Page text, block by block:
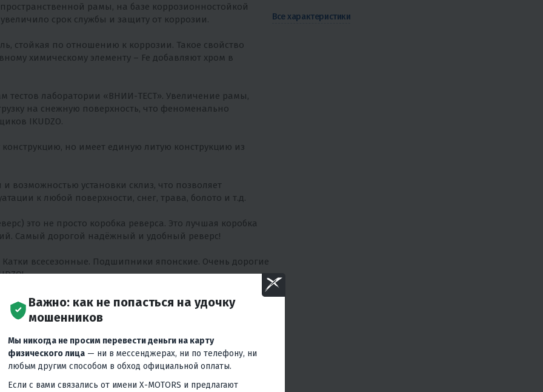
рамы, на базе коррозионностойкой
срок службы и защиту от коррозии.
стойкая по отношению к коррозии. Такое свойство
химическому элементу – Fe добавляют хром в
тестов лаборатории «ВНИИ-ТЕСТ». Увеличение рамы,
на снежную поверхность, что феноменально
IKUDZO.
но имеет единую литую конструкцию из
возможностью установки склиз, что позволяет
к любой поверхности, снег, трава, болото и т.д.
это не просто коробка реверса. Это лучшая коробка
Самый дорогой надёжный и удобный реверс!
Катки всесезонные. Подшипники японские. Очень дорогие
мот буксировщика, не увеличивая его объёмы, что
при стандартных размерах Мотобуксировщики
Все характеристики
Важно: как не попасться на удочку
мошенников
Мы никогда не просим перевести деньги на карту
физического лица — ни в мессенджерах, ни по телефону, ни
любым другим способом в обход официальной оплаты.
Если с вами связались от имени X-MOTORS и предлагают